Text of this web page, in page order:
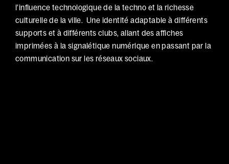
l’influence technologique de la techno et la richesse
culturelle de la ville.  Une identité adaptable à différents
supports et à différents clubs, allant des affiches
imprimées à la signalétique numérique en passant par la
communication sur les réseaux sociaux.